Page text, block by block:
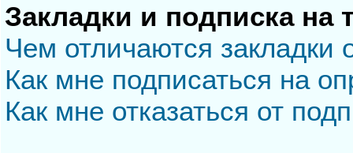
Закладки и подписка на
Чем отличаются закладки
Как мне подписаться на
Как мне отказаться от